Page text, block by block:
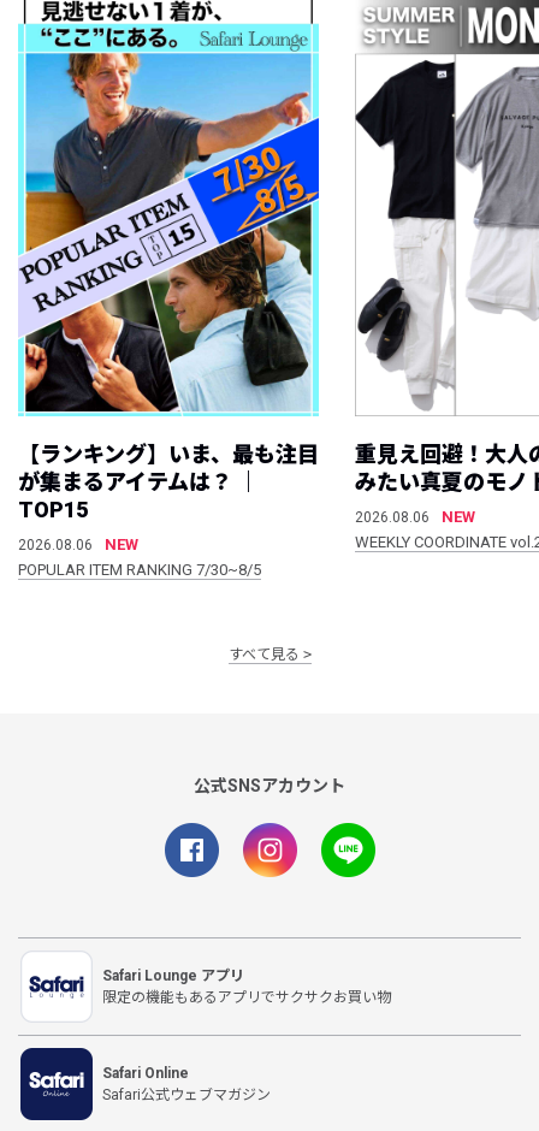
【ランキング】いま、最も注目
が集まるアイテムは？ ｜
TOP15
2026.08.06
NEW
POPULAR ITEM RANKING 7/30~8/5
重見え回避！大人
みたい真夏のモノ
2026.08.06
NEW
WEEKLY COORDINATE
すべて見る
公式SNSアカウント
Safari Lounge アプリ
限定の機能もあるアプリでサクサクお買い物
Safari Online
Safari公式ウェブマガジン